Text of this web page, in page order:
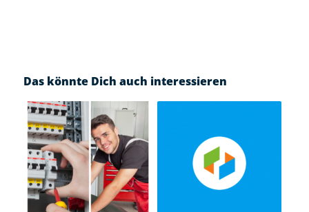
Das könnte Dich auch interessieren